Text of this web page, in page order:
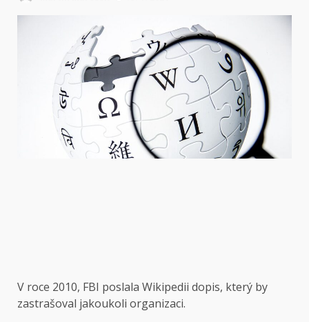
V roce 2010, FBI poslala Wikipedii dopis, který by
zastrašoval jakoukoli organizaci.